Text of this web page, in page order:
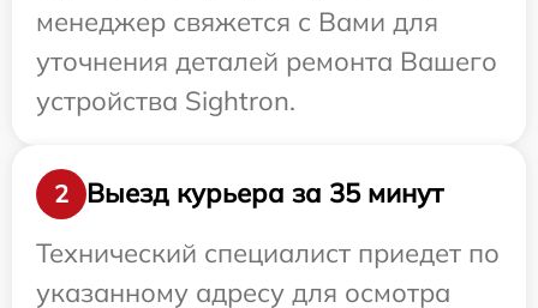
менеджер свяжется с Вами для
уточнения деталей ремонта Вашего
устройства Sightron.
2
Выезд курьера за 35 минут
Технический специалист приедет по
указанному адресу для осмотра